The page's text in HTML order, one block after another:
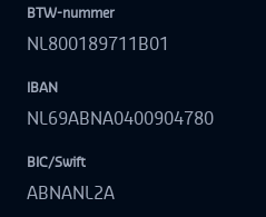
BTW-nummer
NL800189711B01
IBAN
NL69ABNA0400904780
BIC/Swift
ABNANL2A